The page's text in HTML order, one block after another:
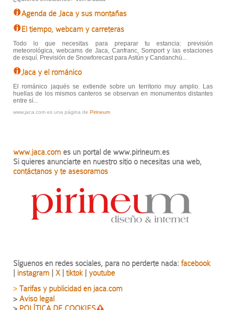
Agenda de Jaca y sus montañas
El tiempo, webcam y carreteras
Todo lo que necesitas para preparar tu estancia: previsión
meteorológica, webcams de Jaca, Canfranc, Somport y las estaciones
de esquí. Previsión de Snowforecast para Astún y Candanchú...
Jaca y el románico
El románico jaqués se extiende sobre un territorio muy amplio. Las
huellas de los mismos canteros se observan en monumentos distantes
entre sí...
www.jaca.com es una página de Pirineum
www.jaca.com es un portal de www.pirineum.es
Si quieres anunciarte en nuestro sitio o necesitas una web,
contáctanos y te asesoramos
Síguenos en redes sociales, para no perderte nada: facebook
instagram X| tiktok| youtube
> Tarifas y publicidad en jaca.com
> Aviso legal
> POLÍTICA DE COOKIES